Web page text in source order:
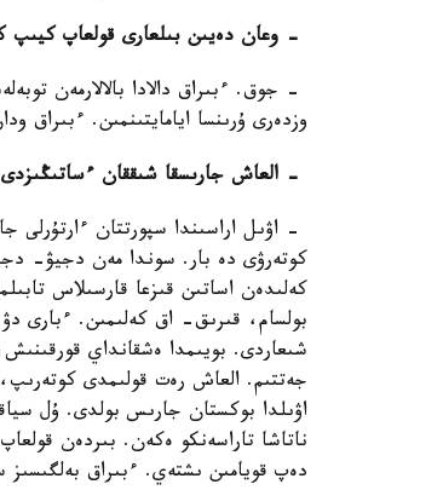
- وعان دەيىن بىلعارى قولعاپ كيىپ
- جوق. ءبىراق دالادا بالالارمەن
وزدەرى ۇرىنسا ايامايتىنمىن. ءبىراق
- العاش جارىسقا شىققان
- اۋىل اراسىندا سپورتتان
كەلىدەن اساتىن قىزعا قارسىلاس
بولسام، قىرىق- اق كەلىمىن. ءبارى
شىعاردى. بويىمدا ەشقانداي
جەتتىم. العاش رەت قولىمدى
ناتاشا تاراسەنكو ەكەن. بىردەن
دەپ قويامىن ىشتەي. ءبىراق بەلگىسىز